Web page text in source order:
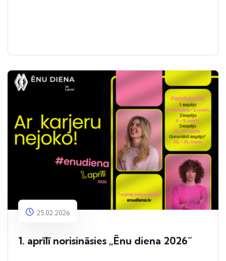
25.02.2026
1. aprīlī norisināsies „Ēnu diena 2026”